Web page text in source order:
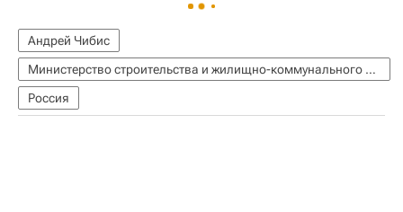
Андрей Чибис
Министерство строительства и жилищно-коммунального хозяйства РФ (Минстрой России)
Россия